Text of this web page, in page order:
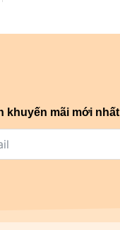
khuyến mãi mới nhất